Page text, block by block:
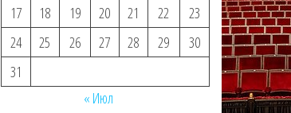
17
18 19 20 21 22
23
24
25 26 27 28 29
30
31
« Июл